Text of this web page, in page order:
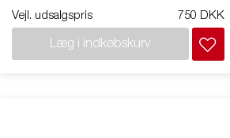
Vejl. udsalgspris 750 DKK
Læg i indkøbskurv